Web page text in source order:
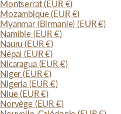
Montserrat(EUR €)
Mozambique(EUR €)
Myanmar (Birmanie)(EUR €)
Namibie (EUR €)
Nauru(EUR €)
Népal(EUR €)
Nicaragua (EUR €)
Niger(EUR €)
Nigeria (EUR €)
Niue(EUR €)
Norvège (EUR €)